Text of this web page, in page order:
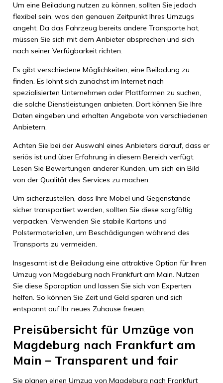
Um eine Beiladung nutzen zu können, sollten Sie jedoch
flexibel sein, was den genauen Zeitpunkt Ihres Umzugs
angeht. Da das Fahrzeug bereits andere Transporte hat,
müssen Sie sich mit dem Anbieter absprechen und sich
nach seiner Verfügbarkeit richten.
Es gibt verschiedene Möglichkeiten, eine Beiladung zu
finden. Es lohnt sich zunächst im Internet nach
spezialisierten Unternehmen oder Plattformen zu suchen,
die solche Dienstleistungen anbieten. Dort können Sie Ihre
Daten eingeben und erhalten Angebote von verschiedenen
Anbietern.
Achten Sie bei der Auswahl eines Anbieters darauf, dass er
seriös ist und über Erfahrung in diesem Bereich verfügt.
Lesen Sie Bewertungen anderer Kunden, um sich ein Bild
von der Qualität des Services zu machen.
Um sicherzustellen, dass Ihre Möbel und Gegenstände
sicher transportiert werden, sollten Sie diese sorgfältig
verpacken. Verwenden Sie stabile Kartons und
Polstermaterialien, um Beschädigungen während des
Transports zu vermeiden.
Insgesamt ist die Beiladung eine attraktive Option für Ihren
Umzug von Magdeburg nach Frankfurt am Main. Nutzen
Sie diese Sparoption und lassen Sie sich von Experten
helfen. So können Sie Zeit und Geld sparen und sich
entspannt auf Ihr neues Zuhause freuen.
Preisübersicht für Umzüge von
Magdeburg nach Frankfurt am
Main – Transparent und fair
Sie planen einen Umzug von Magdeburg nach Frankfurt